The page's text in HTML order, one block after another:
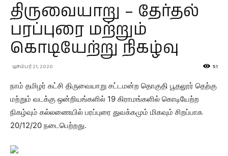
திருவையாறு – தேர்தல்
பரப்புரை மற்றும்
கொடியேற்று நிகழ்வு
டிசம்பர் 21, 2020 51
நாம் தமிழர் கட்சி திருவையாறு சட்டமன்ற தொகுதி பூதலூர் தெற்கு
மற்றும் வடக்கு ஒன்றியங்களில் 19 கிராமங்களில் கொடியேற்ற
நிகழ்வும் கல்லணையில் பரப்புரை துவக்கமும் மிகவும் சிறப்பாக
20/12/20 நடைபெற்றது.